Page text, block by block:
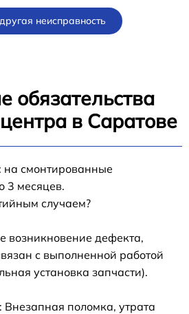
неисправность
обязательства
в Саратове
на смонтированные
3 месяцев.
случаем?
возникновение дефекта,
с выполненной работой
установка запчасти).
поломка, утрата